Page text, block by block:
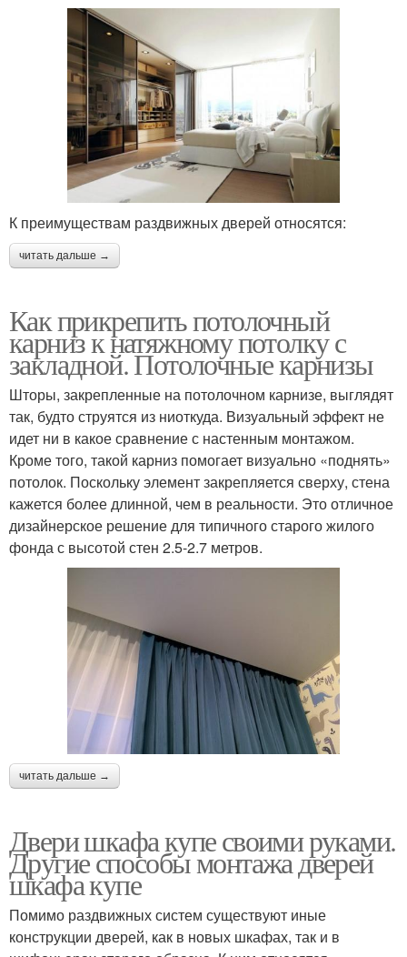
К преимуществам раздвижных дверей относятся:
читать дальше →
Как прикрепить потолочный
карниз к натяжному потолку с
закладной. Потолочные карнизы
Шторы, закрепленные на потолочном карнизе, выглядят
так, будто струятся из ниоткуда. Визуальный эффект не
идет ни в какое сравнение с настенным монтажом.
Кроме того, такой карниз помогает визуально «поднять»
потолок. Поскольку элемент закрепляется сверху, стена
кажется более длинной, чем в реальности. Это отличное
дизайнерское решение для типичного старого жилого
фонда с высотой стен 2.5-2.7 метров.
читать дальше →
Двери шкафа купе своими руками.
Другие способы монтажа дверей
шкафа купе
Помимо раздвижных систем существуют иные
конструкции дверей, как в новых шкафах, так и в